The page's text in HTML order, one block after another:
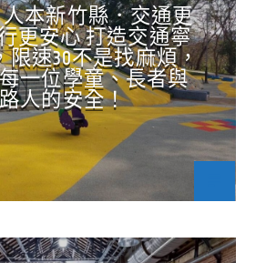
本新竹縣．交通更
更安心 打造交通寧
限速30不是找麻煩，
一位學童、長者與
人的安全！